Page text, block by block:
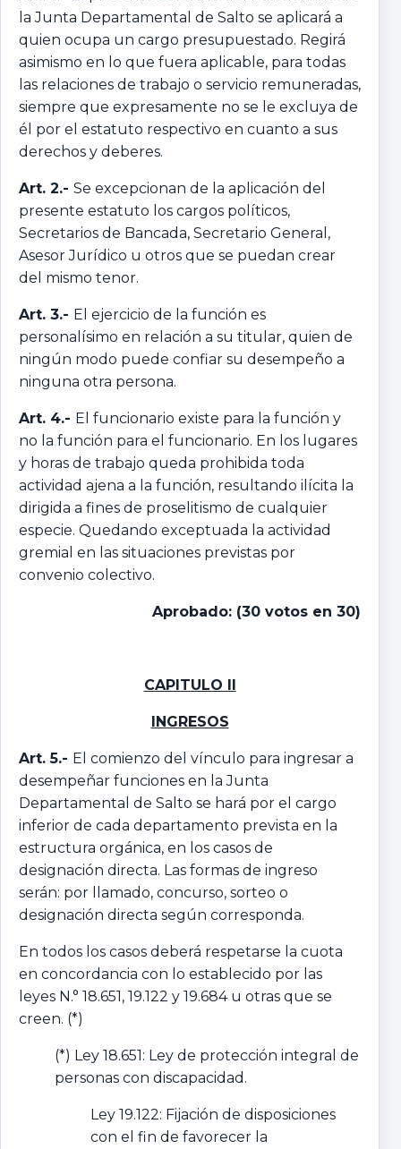
la Junta Departamental de Salto se aplicará a
quien ocupa un cargo presupuestado. Regirá
asimismo en lo que fuera aplicable, para todas
las relaciones de trabajo o servicio remuneradas,
siempre que expresamente no se le excluya de
él por el estatuto respectivo en cuanto a sus
derechos y deberes.
Art. 2.- Se excepcionan de la aplicación del
presente estatuto los cargos políticos,
Secretarios de Bancada, Secretario General,
Asesor Jurídico u otros que se puedan crear
del mismo tenor.
Art. 3.- El ejercicio de la función es
personalísimo en relación a su titular, quien de
ningún modo puede confiar su desempeño a
ninguna otra persona.
Art. 4.- El funcionario existe para la función y
no la función para el funcionario. En los lugares
y horas de trabajo queda prohibida toda
actividad ajena a la función, resultando ilícita la
dirigida a fines de proselitismo de cualquier
especie. Quedando exceptuada la actividad
gremial en las situaciones previstas por
convenio colectivo.
Aprobado: (30 votos en 30)
CAPITULO II
INGRESOS
Art. 5.- El comienzo del vínculo para ingresar a
desempeñar funciones en la Junta
Departamental de Salto se hará por el cargo
inferior de cada departamento prevista en la
estructura orgánica, en los casos de
designación directa. Las formas de ingreso
serán: por llamado, concurso, sorteo o
designación directa según corresponda.
En todos los casos deberá respetarse la cuota
en concordancia con lo establecido por las
leyes N.° 18.651, 19.122 y 19.684 u otras que se
creen. (*)
(*) Ley 18.651: Ley de protección integral de
personas con discapacidad.
Ley 19.122: Fijación de disposiciones
con el fin de favorecer la